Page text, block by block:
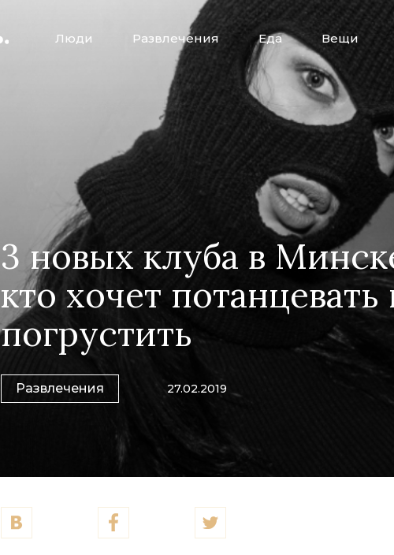
Люди Развлечения Еда Вещи
3 новых клуба в
кто хочет потанцевать
погрустить
Развлечения 27.02.2019